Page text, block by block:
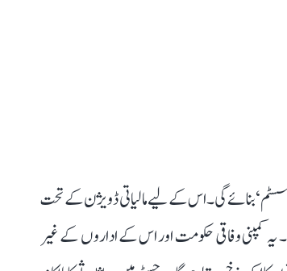
بنائے گی۔ اس کے لیے مالیاتی ڈویژن کے تحت
یہ کمپنی وفاقی حکومت اور اس کے اداروں کے غیر